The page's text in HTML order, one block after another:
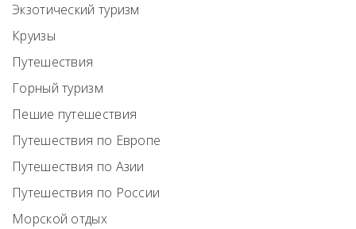
Экзотический туризм
Круизы
Путешествия
Горный туризм
Пешие путешествия
Путешествия по Европе
Путешествия по Азии
Путешествия по России
Морской отдых